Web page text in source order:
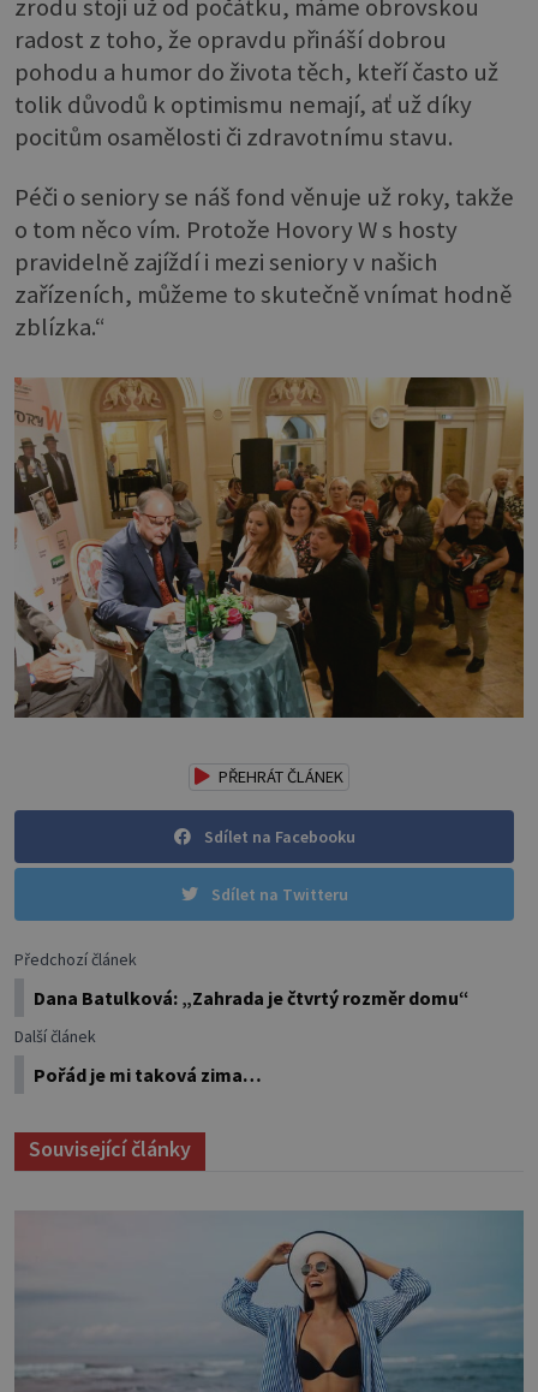
zrodu stojí už od počátku, máme obrovskou
radost z toho, že opravdu přináší dobrou
pohodu a humor do života těch, kteří často už
tolik důvodů k optimismu nemají, ať už díky
pocitům osamělosti či zdravotnímu stavu.
Péči o seniory se náš fond věnuje už roky, takže
o tom něco vím. Protože Hovory W s hosty
pravidelně zajíždí i mezi seniory v našich
zařízeních, můžeme to skutečně vnímat hodně
zblízka.“
PŘEHRÁT ČLÁNEK
Sdílet na Facebooku
Sdílet na Twitteru
Předchozí článek
Dana Batulková: „Zahrada je čtvrtý rozměr domu“
Další článek
Pořád je mi taková zima…
Související články